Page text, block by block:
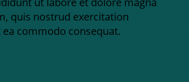
quis nostrud exercitation
commodo consequat.